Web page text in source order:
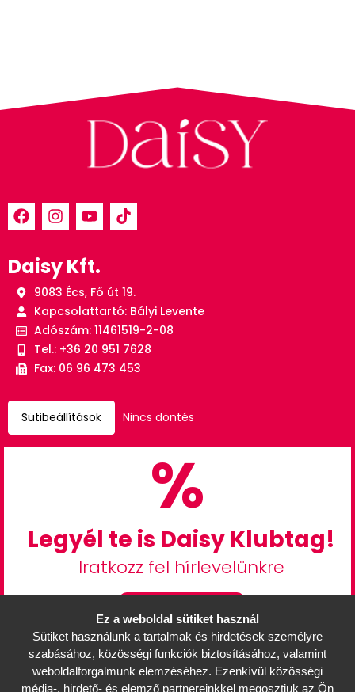
Daisy Kft.
9083 Écs, Fő út 19.
Kapcsolattartó: Bályi Levente
Adószám: 11461519-2-08
Tel.: +36 20 951 7628
Fax: 06 96 473 453
Sütibeállítások Nincs döntés
%
Legyél te is Daisy Klubtag!
Iratkozz fel hírlevelünkre
Információk
Mérettáblázat
Partnerek, üzletek
Ez a weboldal sütiket használ
Sütiket használunk a tartalmak és hirdetések személyre
szabásához, közösségi funkciók biztosításához, valamint
weboldalforgalmunk elemzéséhez. Ezenkívül közösségi
média-, hirdető- és elemző partnereinkkel megosztjuk az Ön